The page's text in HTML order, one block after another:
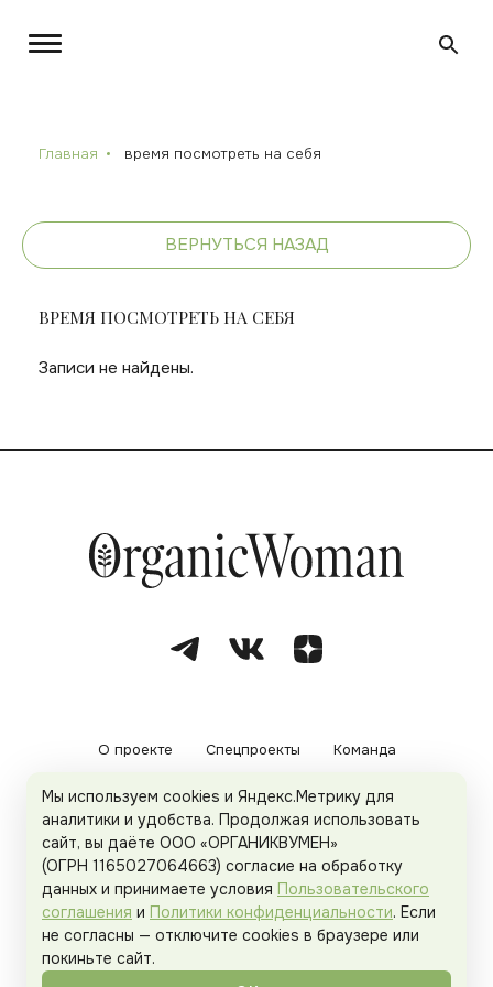
Главная время посмотреть на себя
ВЕРНУТЬСЯ НАЗАД
ВРЕМЯ ПОСМОТРЕТЬ НА СЕБЯ
Записи не найдены.
О проекте Спецпроекты Команда
Рекламодателям Политика конфиденциальности
Пользовательское соглашение
Organicwoman.ru . Все права защищены.
Мы используем cookies и Яндекс.Метрику для
аналитики и удобства. Продолжая использовать
сайт, вы даёте ООО «ОРГАНИКВУМЕН»
(ОГРН 1165027064663) согласие на обработку
данных и принимаете условия Пользовательского
соглашения и Политики конфиденциальности. Если
не согласны — отключите cookies в браузере или
покиньте сайт.